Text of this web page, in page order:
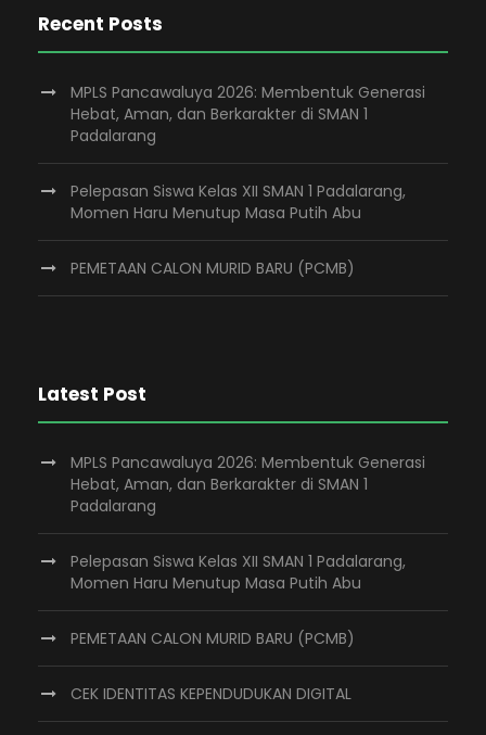
Recent Posts
MPLS Pancawaluya 2026: Membentuk Generasi
Hebat, Aman, dan Berkarakter di SMAN 1
Padalarang
Pelepasan Siswa Kelas XII SMAN 1 Padalarang,
Momen Haru Menutup Masa Putih Abu
PEMETAAN CALON MURID BARU (PCMB)
Latest Post
MPLS Pancawaluya 2026: Membentuk Generasi
Hebat, Aman, dan Berkarakter di SMAN 1
Padalarang
Pelepasan Siswa Kelas XII SMAN 1 Padalarang,
Momen Haru Menutup Masa Putih Abu
PEMETAAN CALON MURID BARU (PCMB)
CEK IDENTITAS KEPENDUDUKAN DIGITAL